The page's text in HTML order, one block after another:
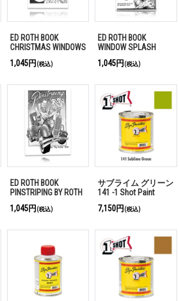
ED ROTH BOOK
CHRISTMAS WINDOWS
1,045円 (税込)
ED ROTH BOOK
WINDOW SPLASH
1,045円 (税込)
ED ROTH BOOK
PINSTRIPING BY ROTH
1,045円(税込)
サブライム グリーン
141 -1 Shot Paint
7,150円(税込)